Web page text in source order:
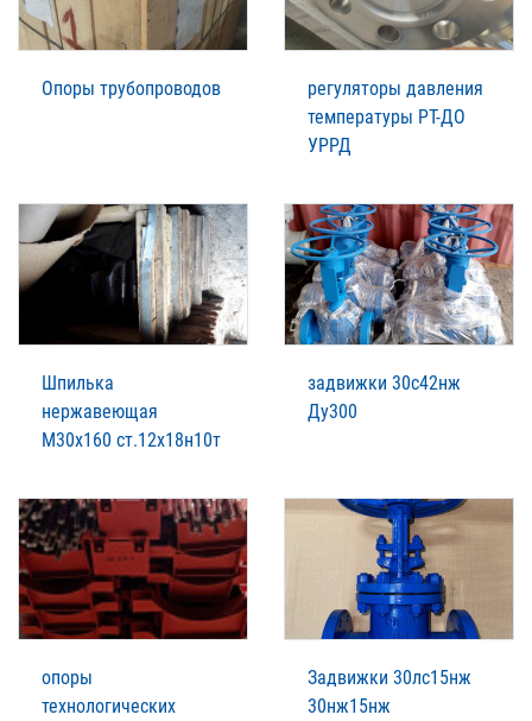
Опоры трубопроводов
регуляторы давления
температуры РТ-ДО
УРРД
Шпилька
нержавеющая
М30х160 ст.12х18н10т
задвижки 30с42нж
Ду300
опоры
технологических
Задвижки 30лс15нж
30нж15нж